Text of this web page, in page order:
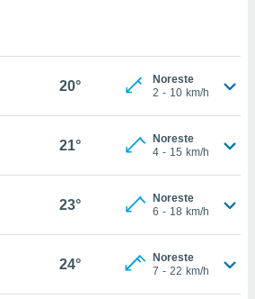
20°
Noreste
2 - 10 km/h
21°
Noreste
4 - 15 km/h
23°
Noreste
6 - 18 km/h
24°
Noreste
7 - 22 km/h